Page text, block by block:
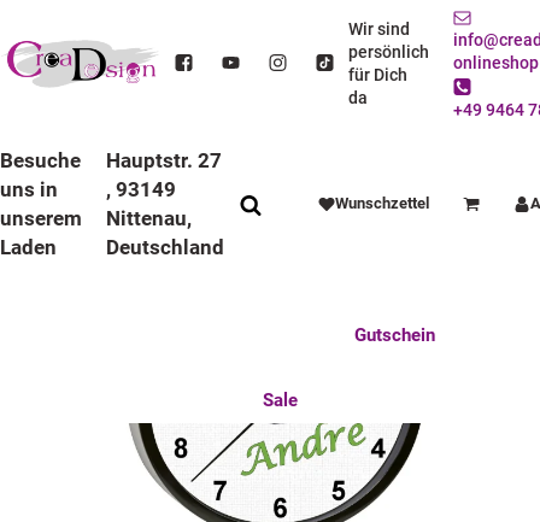
Wir sind
persönlich
für Dich
da
+49 9464
Besuche
uns in
unserem
Laden
Hauptstr. 27
, 93149
Nittenau,
Deutschland
Wunschzettel Warenkorb
Gutschein
Sale
KINDER WANDUHR LAUFRUHIG MIT BUNTEN RAHMEN TRAKTOR